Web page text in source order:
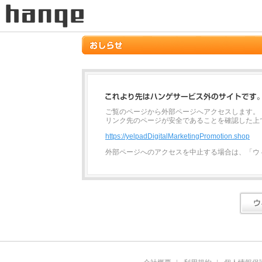
ご覧のページから外部ページへアクセスします。
リンク先のページが安全であることを確認した
https://yelpadDigitalMarketingPromotion.shop
外部ページへのアクセスを中止する場合は、「